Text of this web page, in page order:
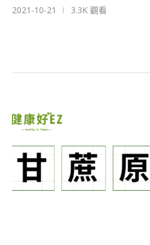
2021-10-21 3.3K 觀看